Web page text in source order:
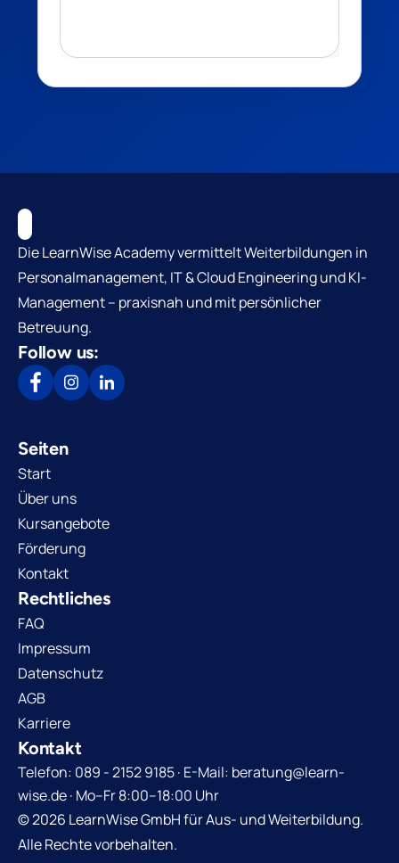
Die LearnWise Academy vermittelt Weiterbildungen in
Personalmanagement, IT & Cloud Engineering und KI-
Management – praxisnah und mit persönlicher
Betreuung.
Follow us:
Seiten
Start
Über uns
Kursangebote
Förderung
Kontakt
Rechtliches
FAQ
Impressum
Datenschutz
AGB
Karriere
Kontakt
Telefon: 089 - 2152 9185 · E-Mail: beratung@learn-
wise.de · Mo–Fr 8:00–18:00 Uhr
© 2026 LearnWise GmbH für Aus- und Weiterbildung.
Alle Rechte vorbehalten.